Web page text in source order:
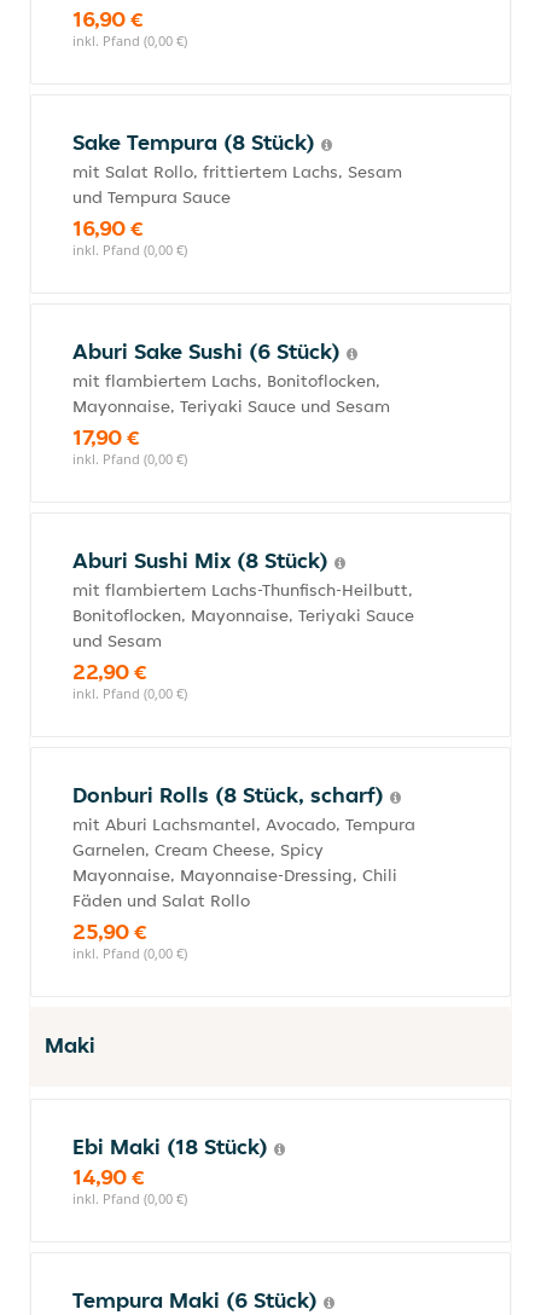
16,90 €
inkl. Pfand (0,00 €)
Sake Tempura (8 Stück)
mit Salat Rollo, frittiertem Lachs, Sesam
und Tempura Sauce
16,90 €
inkl. Pfand (0,00 €)
Aburi Sake Sushi (6 Stück)
mit flambiertem Lachs, Bonitoflocken,
Mayonnaise, Teriyaki Sauce und Sesam
17,90 €
inkl. Pfand (0,00 €)
Aburi Sushi Mix (8 Stück)
mit flambiertem Lachs-Thunfisch-Heilbutt,
Bonitoflocken, Mayonnaise, Teriyaki Sauce
und Sesam
22,90 €
inkl. Pfand (0,00 €)
Donburi Rolls (8 Stück, scharf)
mit Aburi Lachsmantel, Avocado, Tempura
Garnelen, Cream Cheese, Spicy
Mayonnaise, Mayonnaise-Dressing, Chili
Fäden und Salat Rollo
25,90 €
inkl. Pfand (0,00 €)
Maki
Ebi Maki (18 Stück)
14,90 €
inkl. Pfand (0,00 €)
Tempura Maki (6 Stück)